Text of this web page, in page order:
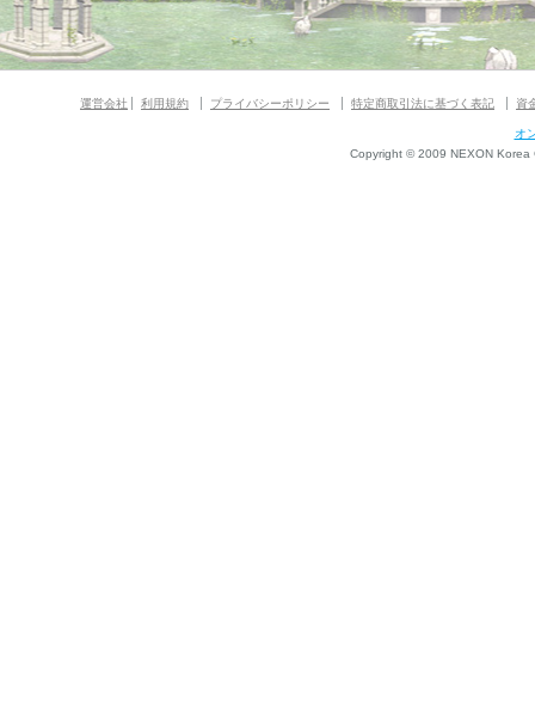
運営会社 利用規約 プライバシーポリシー 特定商取引法に基づく表記 資
オ
Copyright © 2009 NEXON Korea